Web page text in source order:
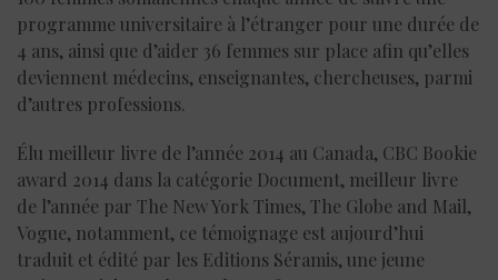
programme universitaire à l’étranger pour une durée de
4 ans, ainsi que d’aider 36 femmes sur place afin qu’elles
deviennent médecins, enseignantes, chercheuses, parmi
d’autres professions.
Élu meilleur livre de l’année 2014 au Canada, CBC Bookie
award 2014 dans la catégorie Document, meilleur livre
de l’année par The New York Times, The Globe and Mail,
Vogue, notamment, ce témoignage est aujourd’hui
traduit et édité par les Editions Séramis, une jeune